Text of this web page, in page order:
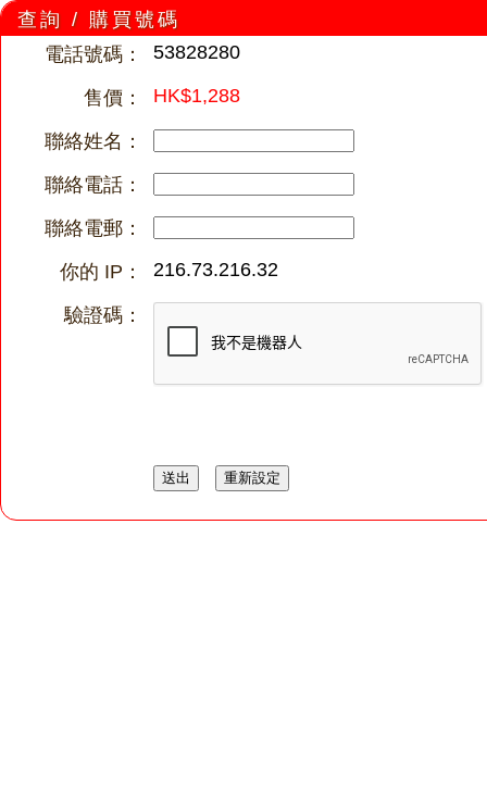
查詢 / 購買號碼
電話號碼：
53828280
售價： HK$1,288
聯絡姓名：
聯絡電話：
聯絡電郵：
你的 IP：
216.73.216.32
驗證碼：